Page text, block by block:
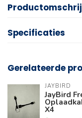
Specificaties
Gerelateerde
JAYBIRD
JayBird
X4